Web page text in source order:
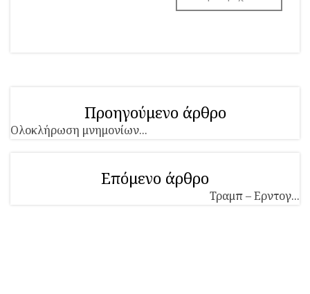
Προηγούμενο άρθρο
Ολοκλήρωση μνημονίων...
Επόμενο άρθρο
Τραμπ – Ερντογ...